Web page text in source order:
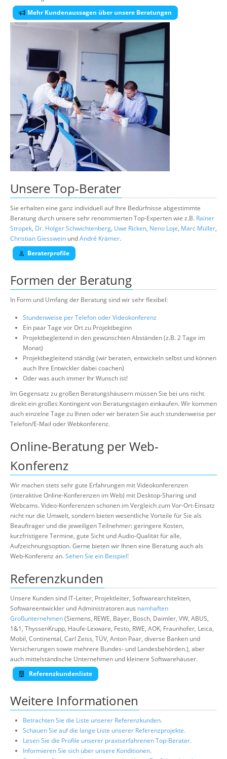
Mehr Kundenaussagen über unsere Beratungen
UnsereTop-Berater
Sie erhalten eine ganz individuell auf Ihre Bedürfnisse abgestimmte
Beratung durch unsere sehr renommierten Top-Experten wie z.B. Rainer
Stropek, Dr. Holger Schwichtenberg, Uwe Ricken, Neno Loje, Marc Müller,
Christian Giesswein undAndré Krämer.
Beraterprofile
Formen der Beratung
In Form und Umfang der Beratung sind wir sehr flexibel:
Stundenweise per Telefon oder Videokonferenz
Ein paar Tage vor Ort zu Projektbeginn
Projektbegleitend in den gewünschten Abständen (z.B. 2 Tage im
Monat)
Projektbegleitend ständig (wir beraten, entwickeln selbst und können
auch Ihre Entwickler dabei coachen)
Oder was auch immer Ihr Wunsch ist!
Im Gegensatz zu großen Beratungshäusern müssen Sie bei uns nicht
direkt ein großes Kontingent von Beratungstagen einkaufen. Wir kommen
auch einzelne Tage zu Ihnen oder wir beraten Sie auch stundenweise per
Telefon/E-Mail oder Webkonferenz.
Online-Beratung per Web-
Konferenz
Wir machen stets sehr gute Erfahrungen mit Videokonferenzen
(interaktive Online-Konferenzen im Web) mit Desktop-Sharing und
Webcams. Video-Konferenzen schonen im Vergleich zum Vor-Ort-Einsatz
nicht nur die Umwelt, sondern bieten wesentliche Vorteile für Sie als
Beauftrager und die jeweiligen Teilnehmer: geringere Kosten,
kurzfristigere Termine, gute Sicht und Audio-Qualität für alle,
Aufzeichnungsoption. Gerne bieten wir Ihnen eine Beratung auch als
Web-Konferenz an.Sehen Sie ein Beispiel!
Referenzkunden
Unsere Kunden sind IT-Leiter, Projektleiter, Softwarearchitekten,
Softwareentwickler und Administratoren aus namhaften
Großunternehmen(Siemens, REWE, Bayer, Bosch, Daimler, VW, ABUS,
1&1, ThyssenKrupp, Haufe-Lexware, Festo, RWE, AOK, Fraunhofer, Leica,
Mobil, Continental, Carl Zeiss, TÜV, Anton Paar, diverse Banken und
Versicherungen sowie mehrere Bundes- und Landesbehörden.), aber
auch mittelständische Unternehmen und kleinere Softwarehäuser.
Referenzkundenliste
Weitere Informationen
Betrachten Sie die Liste unserer Referenzkunden.
Schauen Sie auf die lange Liste unserer Referenzprojekte.
Lesen Sie die Profile unserer praxiserfahrenen Top-Berater.
Informieren Sie sich über unsere Konditionen.